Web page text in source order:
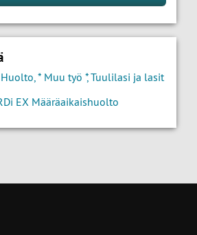
* Muu työ *, Tuulilasi ja lasit
EX Määräaikaishuolto